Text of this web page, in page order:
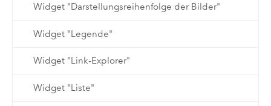
Widget "Darstellungsreihenfolge der Bilder"
Widget "Legende"
Widget "Link-Explorer"
Widget "Liste"